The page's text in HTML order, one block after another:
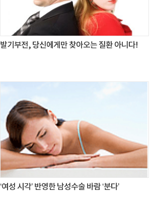
발기부전, 당신에게만 찾아오는 질환 아니다!
‘여성 시각’ 반영한 남성수술 바람 ‘분다’